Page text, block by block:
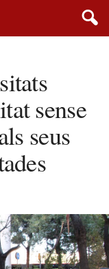
sense
seus